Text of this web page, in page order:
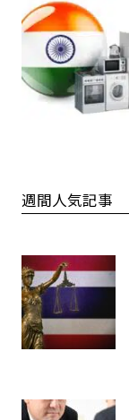
週間人気記事